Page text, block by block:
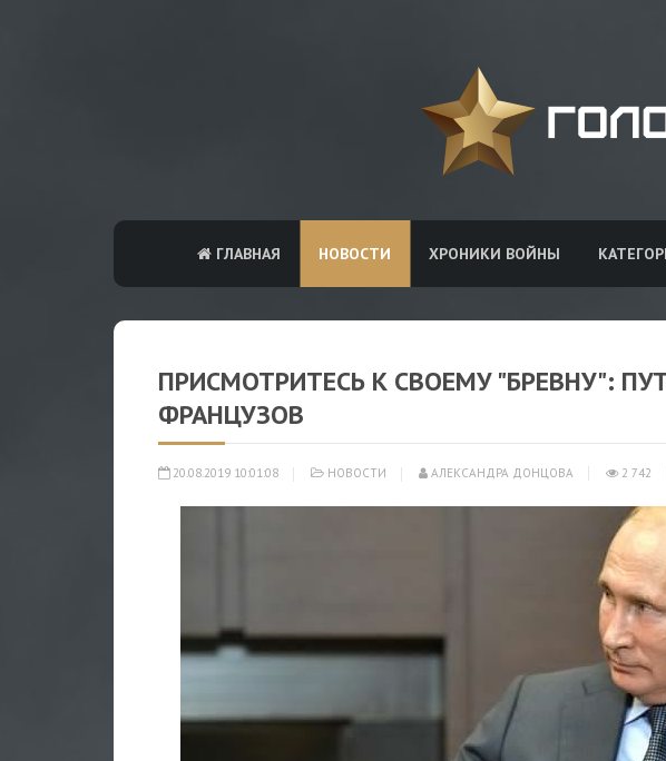
ГЛАВНАЯ НОВОСТИ ХРОНИКИ ВОЙНЫ
ПРИСМОТРИТЕСЬ К СВОЕМУ "БРЕВНУ":
ФРАНЦУЗОВ
20.08.2019 10:01:08 НОВОСТИ АЛЕКСАНДРА ДОНЦОВА 2 742